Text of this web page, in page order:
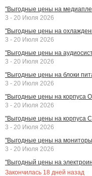
"Выгодные цены на
3 - 20 Июля 2026
"Выгодные цены на
3 - 20 Июля 2026
"Выгодные цены на
3 - 20 Июля 2026
"Выгодные цены на блоки
3 - 20 Июля 2026
"Выгодные цены на корпуса
3 - 20 Июля 2026
"Выгодные цены на корпуса
3 - 20 Июля 2026
"Выгодные цены на
3 - 20 Июля 2026
"Выгодный цены на
Закончилась 18 дней назад